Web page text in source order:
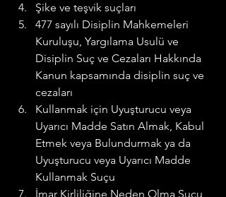
Şike ve teşvik suçları
477 sayılı Disiplin Mahkemeleri
Kuruluşu, Yargılama Usulü ve
Disiplin Suç ve Cezaları Hakkında
Kanun kapsamında disiplin suç ve
cezaları
Kullanmak için Uyuşturucu veya
Uyarıcı Madde Satın Almak, Kabul
Etmek veya Bulundurmak ya da
Uyuşturucu veya Uyarıcı Madde
Kullanmak Suçu
İmar Kirliliğine Neden Olma Suçu